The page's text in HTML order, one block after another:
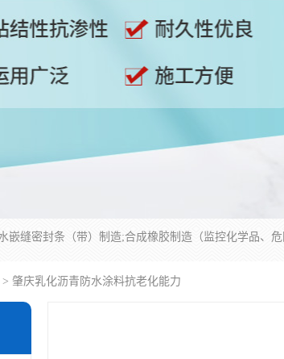
> 肇庆乳化沥青防水涂料抗老化能力